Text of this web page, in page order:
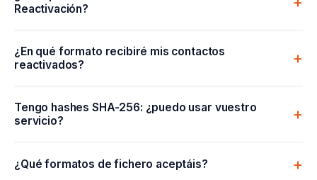
Reactivación?
¿En qué formato recibiré mis contactos
reactivados?
Tengo hashes SHA-256: ¿puedo usar vuestro
servicio?
¿Qué formatos de fichero aceptáis?